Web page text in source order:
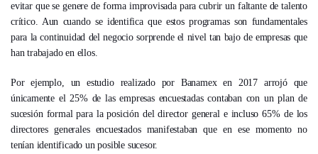
evitar que se genere de forma improvisada para cubrir un faltante de talento
crítico. Aun cuando se identifica que estos programas son fundamentales
para la continuidad del negocio sorprende el nivel tan bajo de empresas que
han trabajado en ellos.
Por ejemplo, un estudio realizado por Banamex en 2017 arrojó que
únicamente el 25% de las empresas encuestadas contaban con un plan de
sucesión formal para la posición del director general e incluso 65% de los
directores generales encuestados manifestaban que en ese momento no
tenían identificado un posible sucesor.